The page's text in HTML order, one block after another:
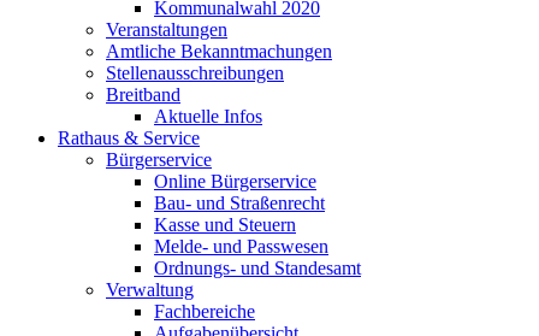
Kommunalwahl 2020
Veranstaltungen
Amtliche Bekanntmachungen
Stellenausschreibungen
Breitband
Aktuelle Infos
Rathaus & Service
Bürgerservice
Online Bürgerservice
Bau- und Straßenrecht
Kasse und Steuern
Melde- und Passwesen
Ordnungs- und Standesamt
Verwaltung
Fachbereiche